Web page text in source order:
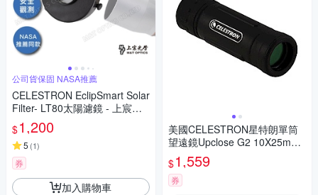
公司貨保固 NASA推薦
CELESTRON EclipSmart Solar
Filter- LT80太陽濾鏡 - 上宸光
學台灣總代理
$1,200
5 (1)
券
加入購物車
美國CELESTRON星特朗單筒
望遠鏡Upclose G2 10X25mm
(FMC綠膜.大目鏡.Roof屋脊Pri
sm稜鏡反射金屬架)71213
$1,559
券